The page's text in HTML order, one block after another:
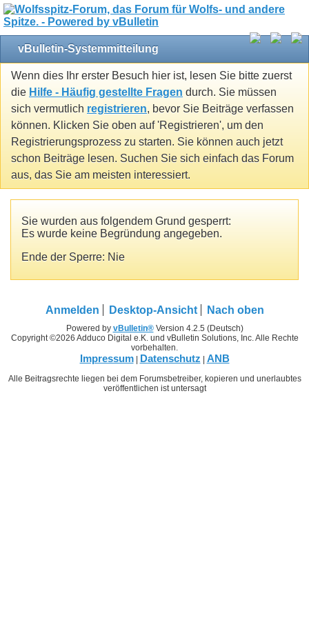
vBulletin-Systemmitteilung
Wenn dies Ihr erster Besuch hier ist, lesen Sie bitte zuerst
die Hilfe - Häufig gestellte Fragen durch. Sie müssen
sich vermutlich registrieren, bevor Sie Beiträge verfassen
können. Klicken Sie oben auf 'Registrieren', um den
Registrierungsprozess zu starten. Sie können auch jetzt
schon Beiträge lesen. Suchen Sie sich einfach das Forum
aus, das Sie am meisten interessiert.
Sie wurden aus folgendem Grund gesperrt:
Es wurde keine Begründung angegeben.
Ende der Sperre: Nie
Anmelden Desktop-Ansicht Nach oben
Powered by vBulletin®Version 4.2.5 (Deutsch)
Copyright ©2026 Adduco Digital e.K. und vBulletin Solutions, Inc. Alle Rechte
vorbehalten.
Impressum| Datenschutz | ANB
Alle Beitragsrechte liegen bei dem Forumsbetreiber, kopieren und unerlaubtes
veröffentlichen ist untersagt